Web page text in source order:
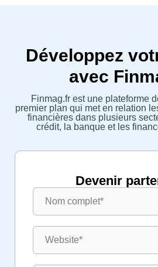
Développez
avec
Finmag.fr est une plateforme
premier plan qui met en relation
financières dans plusieurs
crédit, la banque et les
Devenir